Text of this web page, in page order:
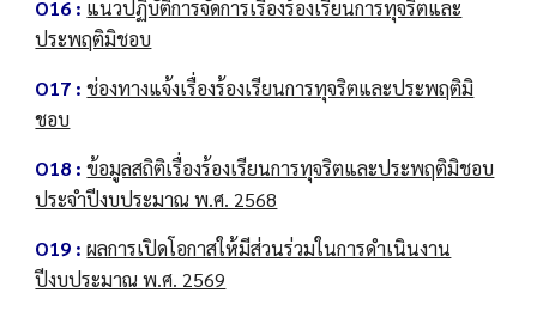
O16 : แนวปฏิบัติการจัดการเรื่องร้องเรียนการทุจริตและ
ประพฤติมิชอบ
O17 : ช่องทางแจ้งเรื่องร้องเรียนการทุจริตและประพฤติมิ
ชอบ
O18 : ข้อมูลสถิติเรื่องร้องเรียนการทุจริตและประพฤติมิชอบ
ประจำปีงบประมาณ พ.ศ. 2568
O19 : ผลการเปิดโอกาสให้มีส่วนร่วมในการดำเนินงาน
ปีงบประมาณ พ.ศ. 2569